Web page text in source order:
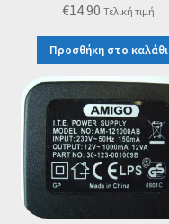
€14.90 Τελική τιμή
Προσθήκη στο καλάθι